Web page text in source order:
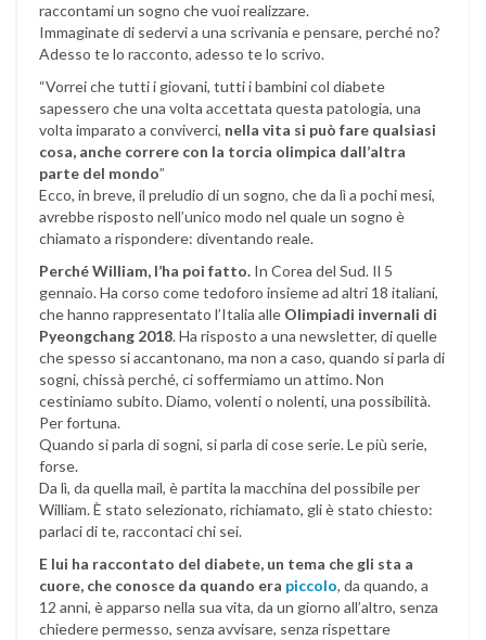
raccontami un sogno che vuoi realizzare.
Immaginate di sedervi a una scrivania e pensare, perché no?
Adesso te lo racconto, adesso te lo scrivo.
“Vorrei che tutti i giovani, tutti i bambini col diabete
sapessero che una volta accettata questa patologia, una
volta imparato a conviverci, nella vita si può fare qualsiasi
cosa, anche correre con la torcia olimpica dall’altra
parte del mondo”
Ecco, in breve, il preludio di un sogno, che da lì a pochi mesi,
avrebbe risposto nell’unico modo nel quale un sogno è
chiamato a rispondere: diventando reale.
Perché William, l’ha poi fatto. In Corea del Sud. Il 5
gennaio. Ha corso come tedoforo insieme ad altri 18 italiani,
che hanno rappresentato l’Italia alle Olimpiadi invernali di
Pyeongchang 2018. Ha risposto a una newsletter, di quelle
che spesso si accantonano, ma non a caso, quando si parla di
sogni, chissà perché, ci soffermiamo un attimo. Non
cestiniamo subito. Diamo, volenti o nolenti, una possibilità.
Per fortuna.
Quando si parla di sogni, si parla di cose serie. Le più serie,
forse.
Da lì, da quella mail, è partita la macchina del possibile per
William. È stato selezionato, richiamato, gli è stato chiesto:
parlaci di te, raccontaci chi sei.
E lui ha raccontato del diabete, un tema che gli sta a
cuore, che conosce da quando era piccolo, da quando, a
12 anni, è apparso nella sua vita, da un giorno all’altro, senza
chiedere permesso, senza avvisare, senza rispettare